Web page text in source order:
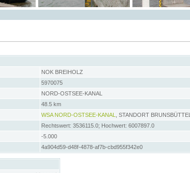
NOK BREIHOLZ
5970075
NORD-OSTSEE-KANAL
48.5 km
WSA NORD-OSTSEE-KANAL
, STANDORT BRUNSBÜTTEL
Rechtswert: 3536115.0; Hochwert: 6007897.0
-5.000
4a904d59-d48f-4878-af7b-cbd955f342e0